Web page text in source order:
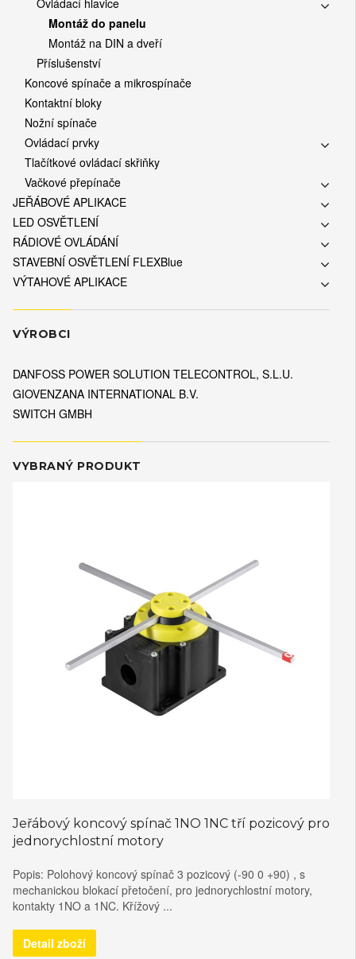
Ovládací hlavice
Montáž do panelu
Montáž na DIN a dveří
Příslušenství
Koncové spínače a mikrospínače
Kontaktní bloky
Nožní spínače
Ovládací prvky
Tlačítkové ovládací skřiňky
Vačkové přepínače
JEŘÁBOVÉ APLIKACE
LED OSVĚTLENÍ
RÁDIOVÉ OVLÁDÁNÍ
STAVEBNÍ OSVĚTLENÍ FLEXBlue
VÝTAHOVÉ APLIKACE
VÝROBCI
DANFOSS POWER SOLUTION TELECONTROL, S.L.U.
GIOVENZANA INTERNATIONAL B.V.
SWITCH GMBH
VYBRANÝ PRODUKT
Jeřábový koncový spínač 1NO 1NC tří pozicový pro
jednorychlostní motory
Popis: Polohový koncový spínač 3 pozicový (-90 0 +90) , s
mechanickou blokací přetočení, pro jednorychlostní motory,
kontakty 1NO a 1NC. Křížový ...
Detail zboží